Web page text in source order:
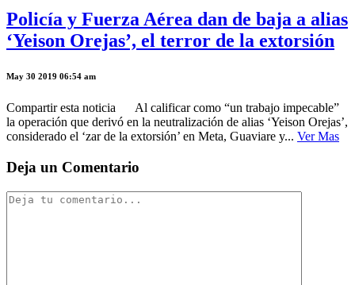
Policía y Fuerza Aérea dan de baja a alias
‘Yeison Orejas’, el terror de la extorsión
May 30 2019 06:54 am
Compartir esta noticia Al calificar como “un trabajo impecable”
la operación que derivó en la neutralización de alias ‘Yeison Orejas’,
considerado el ‘zar de la extorsión’ en Meta, Guaviare y... Ver Mas
Deja un Comentario